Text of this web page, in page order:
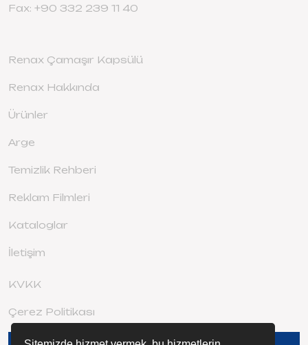
Fax: +90 332 239 11 40
Renax Çamaşır Kapsülü
Renax Hakkında
Ürünler
Arge
Temizlik Rehberi
Reklam Filmleri
Kataloglar
İletişim
KVKK
Çerez Politikası